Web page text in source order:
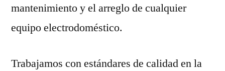
mantenimiento y el arreglo de cualquier
equipo electrodoméstico.
Trabajamos con estándares de calidad en la